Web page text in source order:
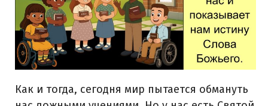
Как и тогда, сегодня мир пытается обмануть